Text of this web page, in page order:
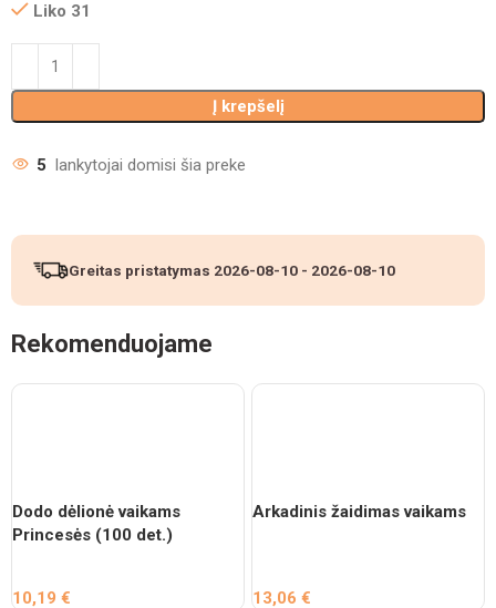
Liko 31
Į krepšelį
5 lankytojai domisi šia preke
Greitas pristatymas 2026-08-10 - 2026-08-10
Rekomenduojame
Dodo dėlionė vaikams
Princesės (100 det.)
10,19€
Arkadinis žaidimas vaikams
13,06 €